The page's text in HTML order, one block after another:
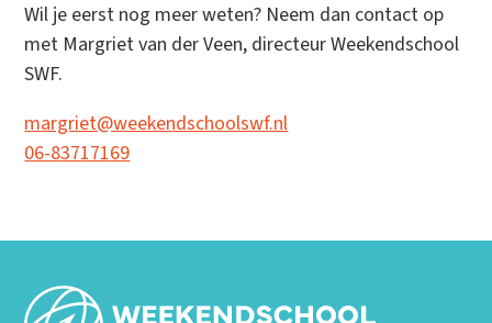
Wil je eerst nog meer weten? Neem dan contact op
met Margriet van der Veen, directeur Weekendschool
SWF.
margriet@weekendschoolswf.nl
06-83717169